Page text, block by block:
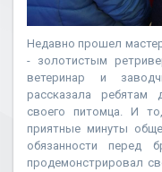
Недавно прошел
- золотистым
ветеринар и
рассказала ребятам
своего питомца. И
приятные минуты
обязанности перед
продемонстрировал